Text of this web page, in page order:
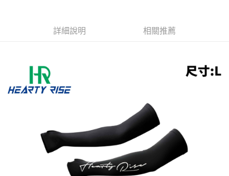
3.完整用戶服務條款，請詳閱以下連結：
https://oppay.tw/userRule
客戶支援中心」https://netprotections.freshdesk.com/support/home
易，需依本服務之必要範圍內提供個人資料，並將交易相關給付款項請求債
權轉讓予恩沛科技股份有限公司。
２．關於個人資料處理事宜，請瀏覽以下網址：
https://aftee.tw/terms/#terms3
「AFTEE先享後付」，若未經同意申辦者引起之損失，本公司不負相關責
４．使用「AFTEE先享後付」時，將依據個別帳號之用戶狀況，依本公司即
時審查核予不同之上限額度；若仍有額度不足之情形，本公司將視審查結果
請求用戶進行身份認證。
５．嚴禁一人註冊多個帳號或使用他人資訊註冊。若發現惡意使用之情形，
恩沛科技股份有限公司將有權停止該用戶之使用額度並採取法律行動。
付款後7-11取貨
每筆NT$100，滿NT$2,000(含以上)免運費
離島一般宅配
每筆NT$200，滿NT$2,000(含以上)免運費
貨到付款（門市自取請勿下單，請聯繫客服）
每筆NT$200，滿NT$3,000(含以上)免運費
國家/地區配送(**下單前請私訊客服確認實際運費(運費另
計)，訂單才得以成立**)
詳細說明 相關推薦